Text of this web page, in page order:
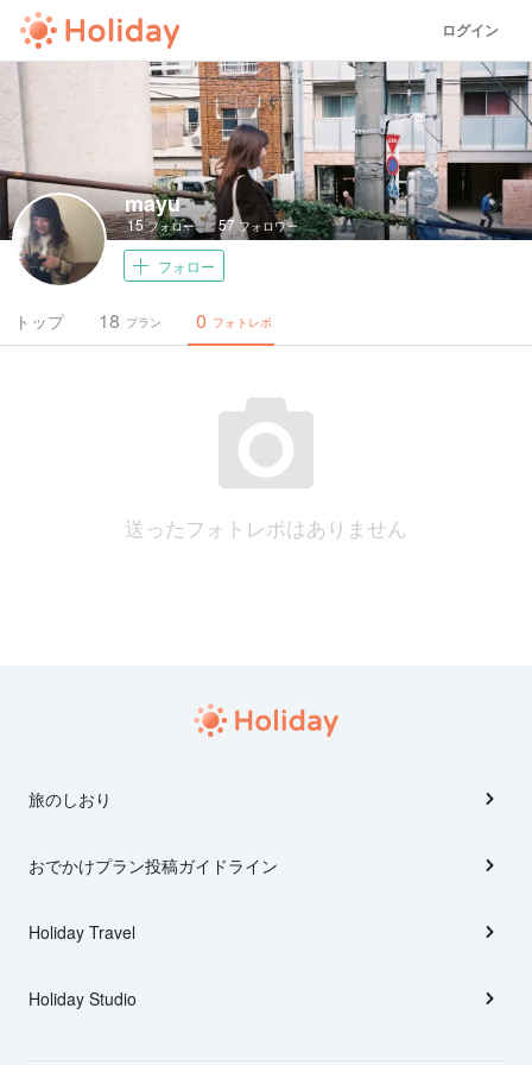
ログイン
mayu
15フォロー 57 フォロワー
フォロー
トップ プラン
18 フォトレポ
0
送ったフォトレポはありません
旅のしおり
おでかけプラン投稿ガイドライン
Holiday Travel
Holiday Studio